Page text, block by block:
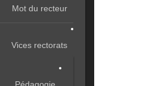
Mot du recteur
Vices rectorats